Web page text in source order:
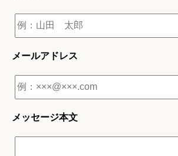
メールアドレス
メッセージ本文